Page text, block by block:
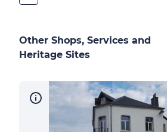
Other Shops, Services and
Heritage Sites